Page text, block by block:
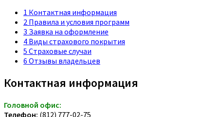
1 Контактная информация
2 Правила и условия программ
3 Заявка на оформление
4 Виды страхового покрытия
5 Страховые случаи
6 Отзывы владельцев
Контактная информация
Головной офис:
Телефон: (812) 777-02-75